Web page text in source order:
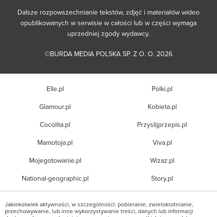
Dalsze rozpowszechnianie tekstów, zdjęć i materiałów wideo
opublikowanych w serwisie w całości lub w części wymaga
uprzedniej zgody wydawcy.
©BURDA MEDIA POLSKA SP. Z O. O. 2026
Elle.pl
Glamour.pl
Cocolita.pl
Mamotoja.pl
Mojegotowanie.pl
National-geographic.pl
Polki.pl
Kobieta.pl
Przyslijprzepis.pl
Viva.pl
Wizaz.pl
Story.pl
Jakiekolwiek aktywności, w szczególności: pobieranie, zwielokrotnianie,
przechowywanie, lub inne wykorzystywanie treści, danych lub informacji